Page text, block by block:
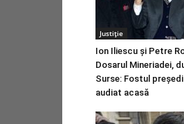
Justiție
Ion Iliescu și Petre
Dosarul Mineriadei,
Surse: Fostul
audiat acasă